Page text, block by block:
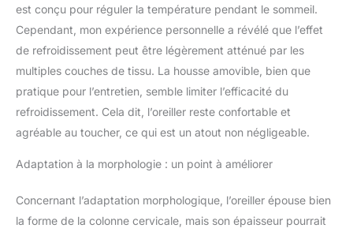
mieux à votre posture de
détente. La mousse à
mémoire de forme de
l'oreiller est conçue pour
s'adapter à votre
position de sommeil
unique, offrant un
pour votre cou, vos
épaules, votre dos et
votre tête. Que vous
ou sur le dos, cet oreiller
est « tout simplement
est conçu pour réguler la température pendant le sommeil.
Cependant, mon expérience personnelle a révélé que l’effet
de refroidissement peut être légèrement atténué par les
multiples couches de tissu. La housse amovible, bien que
pratique pour l’entretien, semble limiter l’efficacité du
refroidissement. Cela dit, l’oreiller reste confortable et
agréable au toucher, ce qui est un atout non négligeable.
Adaptation à la morphologie : un point à améliorer
Concernant l’adaptation morphologique, l’oreiller épouse bien
la forme de la colonne cervicale, mais son épaisseur pourrait